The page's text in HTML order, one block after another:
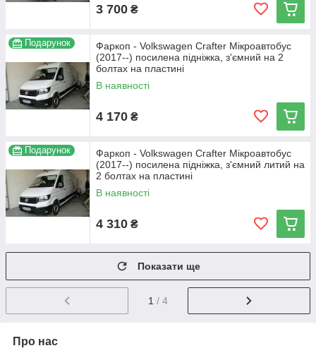
3 700 ₴
Подарунок
Фаркоп - Volkswagen Crafter Мікроавтобус
(2017--) посилена підніжка, з'ємний на 2
болтах на пластині
В наявності
4 170 ₴
Подарунок
Фаркоп - Volkswagen Crafter Мікроавтобус
(2017--) посилена підніжка, з'ємний литий на
2 болтах на пластині
В наявності
4 310 ₴
Показати ще
1 / 4
Про нас